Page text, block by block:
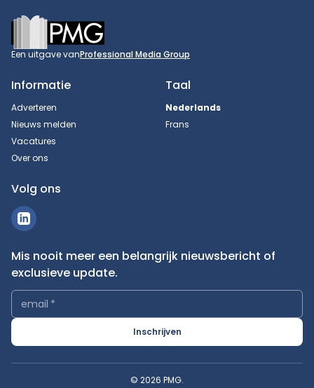
Footer
Een uitgave vanProfessional Media Group
Informatie
Adverteren
Nieuws melden
Vacatures
Over ons
Taal
Nederlands
Frans
Volg ons
Mis nooit meer een belangrijk nieuwsbericht of
exclusieve update.
email *
Inschrijven
© 2026 PMG.